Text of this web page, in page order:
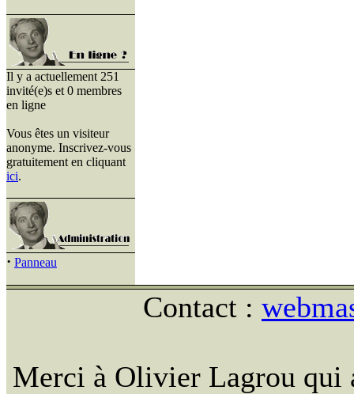
Il y a actuellement 251
invité(e)s et 0 membres
en ligne
Vous êtes un visiteur
anonyme. Inscrivez-vous
gratuitement en cliquant
ici.
· Panneau
Contact :
Merci à Olivier Lagrou qui